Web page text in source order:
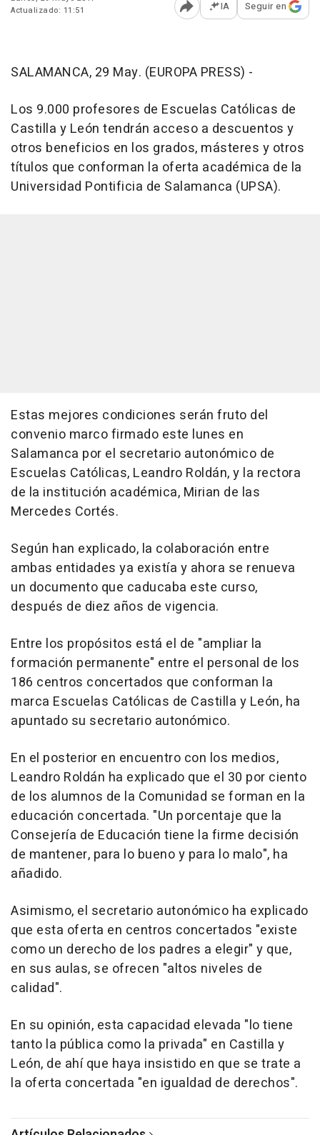
Actualizado: 11:51
Abrir opciones para
IA Seguir en
SALAMANCA, 29 May. (EUROPA PRESS) -
Los 9.000 profesores de Escuelas Católicas de
Castilla y León tendrán acceso a descuentos y
otros beneficios en los grados, másteres y otros
títulos que conforman la oferta académica de la
Universidad Pontificia de Salamanca (UPSA).
Estas mejores condiciones serán fruto del
convenio marco firmado este lunes en
Salamanca por el secretario autonómico de
Escuelas Católicas, Leandro Roldán, y la rectora
de la institución académica, Mirian de las
Mercedes Cortés.
Según han explicado, la colaboración entre
ambas entidades ya existía y ahora se renueva
un documento que caducaba este curso,
después de diez años de vigencia.
Entre los propósitos está el de "ampliar la
formación permanente" entre el personal de los
186 centros concertados que conforman la
marca Escuelas Católicas de Castilla y León, ha
apuntado su secretario autonómico.
En el posterior en encuentro con los medios,
Leandro Roldán ha explicado que el 30 por ciento
de los alumnos de la Comunidad se forman en la
educación concertada. "Un porcentaje que la
Consejería de Educación tiene la firme decisión
de mantener, para lo bueno y para lo malo", ha
añadido.
Asimismo, el secretario autonómico ha explicado
que esta oferta en centros concertados "existe
como un derecho de los padres a elegir" y que,
en sus aulas, se ofrecen "altos niveles de
calidad".
En su opinión, esta capacidad elevada "lo tiene
tanto la pública como la privada" en Castilla y
León, de ahí que haya insistido en que se trate a
la oferta concertada "en igualdad de derechos".